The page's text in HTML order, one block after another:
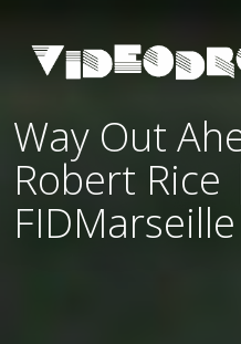
Way Out
Robert Rice